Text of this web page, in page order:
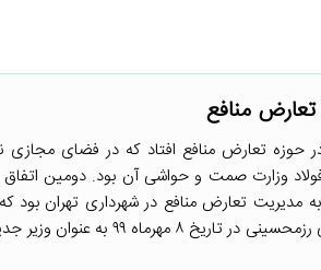
منافع
حوزه تعارض منافع افتاد که در فضای مجازی
وزارت صمت و حواشی آن بود. دومین
مدیریت تعارض منافع در شهرداری تهران بود
مصوبه فولادی وزارت صمت ماجرا از آنجا